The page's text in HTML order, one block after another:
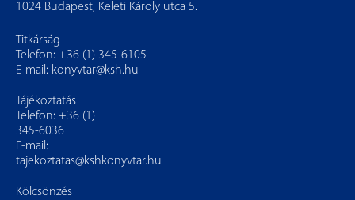
1024 Budapest, Keleti Károly utca 5.
Titkárság
Telefon: +36 (1) 345-6105
E-mail: konyvtar@ksh.hu
Tájékoztatás
Telefon: +36 (1)
345-6036
E-mail:
tajekoztatas@kshkonyvtar.hu
Kölcsönzés